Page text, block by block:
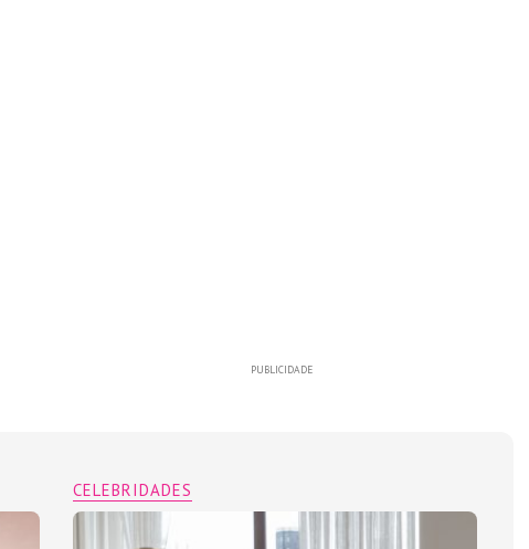
PUBLICIDADE
CELEBRIDADES